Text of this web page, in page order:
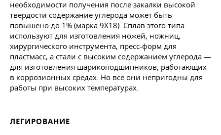
необходимости получения после закалки высокой
твердости содержание углерода может быть
повышено до 1% (марка 9X18). Сплав этого типа
используют для изготовления ножей, ножниц,
хирургического инструмента, пресс-форм для
пластмасс, а стали с высоким содержанием углерода —
для изготовления шарикоподшипников, работающих
в коррозионных средах. Но все они непригодны для
работы при высоких температурах.
ЛЕГИРОВАНИЕ